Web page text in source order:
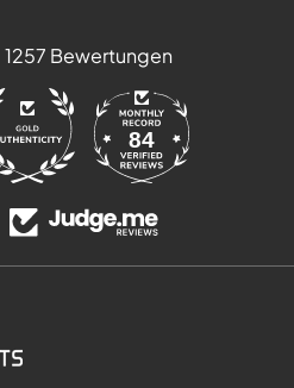
1257 Bewertungen
84